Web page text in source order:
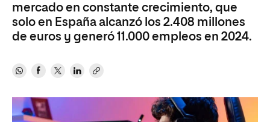
mercado en constante crecimiento, que
solo en España alcanzó los 2.408 millones
de euros y generó 11.000 empleos en 2024.